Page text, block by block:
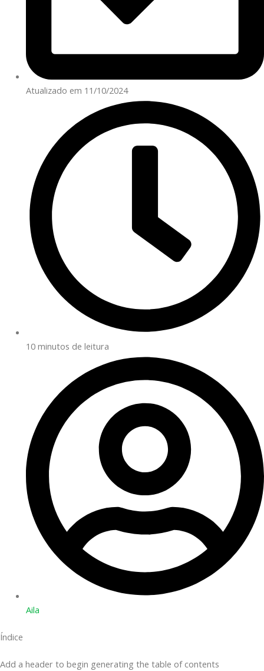
Atualizado em 11/10/2024
10 minutos de leitura
Aila
Índice
Add a header to begin generating the table of contents